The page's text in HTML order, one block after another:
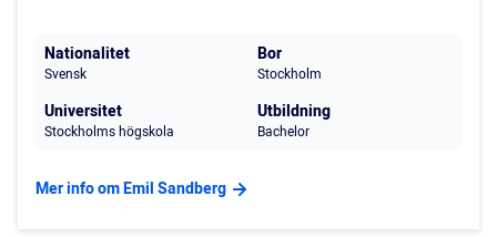
Nationalitet
Svensk
Bor
Stockholm
Universitet
Stockholms högskola
Utbildning
Bachelor
Mer info om Emil Sandberg